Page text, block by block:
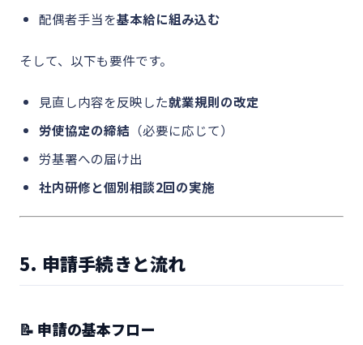
配偶者手当を基本給に組み込む
そして、以下も要件です。
見直し内容を反映した就業規則の改定
労使協定の締結 （必要に応じて）
労基署への届け出
社内研修と個別相談2回の実施
5. 申請手続きと流れ
📝 申請の基本フロー